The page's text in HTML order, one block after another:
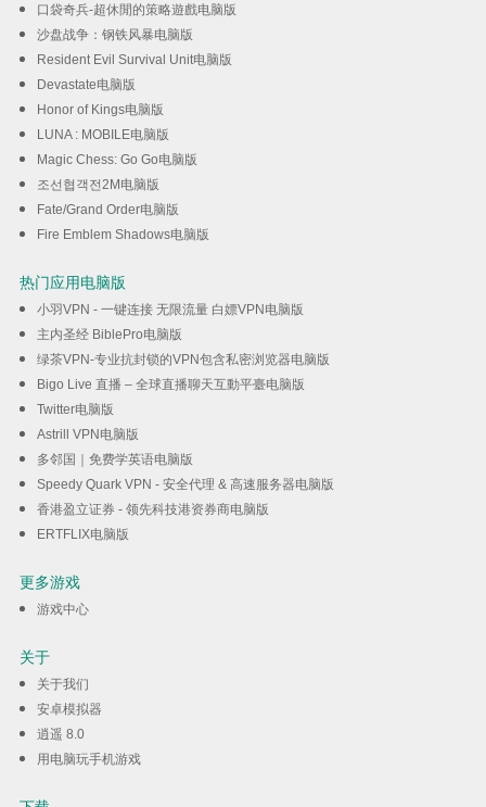
口袋奇兵-超休閒的策略遊戲电脑版
沙盘战争：钢铁风暴电脑版
Resident Evil Survival Unit电脑版
Devastate电脑版
Honor of Kings电脑版
LUNA : MOBILE电脑版
Magic Chess: Go Go电脑版
조선협객전2M电脑版
Fate/Grand Order电脑版
Fire Emblem Shadows电脑版
热门应用电脑版
小羽VPN - 一键连接 无限流量 白嫖VPN电脑版
主内圣经 BiblePro电脑版
绿茶VPN-专业抗封锁的VPN包含私密浏览器电脑版
Bigo Live 直播 – 全球直播聊天互動平臺电脑版
Twitter电脑版
Astrill VPN电脑版
多邻国｜免费学英语电脑版
Speedy Quark VPN - 安全代理 & 高速服务器电脑版
香港盈立证券 - 领先科技港资券商电脑版
ERTFLIX电脑版
更多游戏
游戏中心
关于
关于我们
安卓模拟器
逍遥 8.0
用电脑玩手机游戏